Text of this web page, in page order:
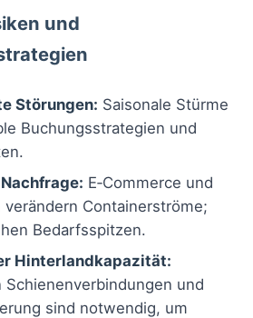
und
Störungen: Saisonale Stürme
Buchungsstrategien und
E‑Commerce und
Containerströme;
Bedarfsspitzen.
Hinterlandkapazität:
Schienenverbindungen und
sind notwendig, um